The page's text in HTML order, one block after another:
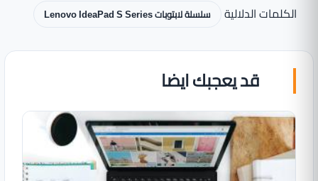
الكلمات الدلالية سلسلة لابتوبات Lenovo IdeaPad S Series
قد يعجبك ايضا